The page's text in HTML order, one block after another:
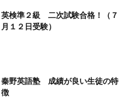
英検準２級 二次試験合格！（７
月１２日受験）
秦野英語塾 成績が良い生徒の特
徴